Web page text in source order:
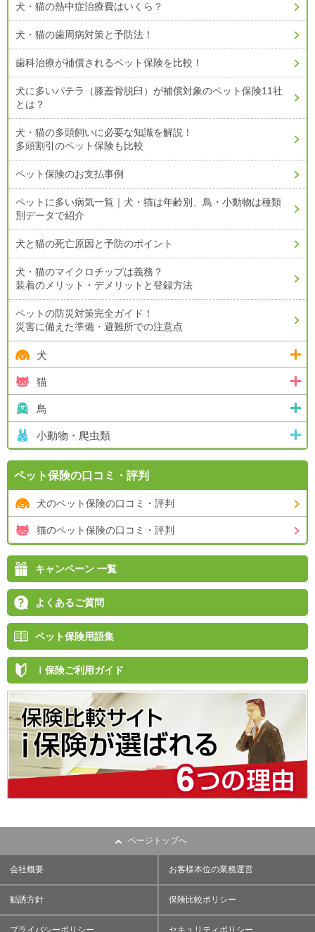
犬・猫の熱中症治療費はいくら？
犬・猫の歯周病対策と予防法！
歯科治療が補償されるペット保険を比較！
犬に多いパテラ（膝蓋骨脱臼）が補償対象のペット保険11社
とは？
犬・猫の多頭飼いに必要な知識を解説！
多頭割引のペット保険も比較
ペット保険のお支払事例
ペットに多い病気一覧｜犬・猫は年齢別、鳥・小動物は種類
別データで紹介
犬と猫の死亡原因と予防のポイント
犬・猫のマイクロチップは義務？
装着のメリット・デメリットと登録方法
ペットの防災対策完全ガイド！
災害に備えた準備・避難所での注意点
犬
猫
鳥
小動物・爬虫類
ペット保険の口コミ・評判
犬のペット保険の口コミ・評判
猫のペット保険の口コミ・評判
キャンペーン 一覧
よくあるご質問
ペット保険用語集
ｉ保険ご利用ガイド
ページトップへ
会社概要 お客様本位の業務運営
勧誘方針 保険比較ポリシー
プライバシーポリシー セキュリティポリシー